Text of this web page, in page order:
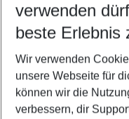
Wähle deinen
2 Erwachsene
Mehr
verwenden
beste Erlebnis
Wir verwenden
unsere Webseite für
können wir die
verbessern, dir